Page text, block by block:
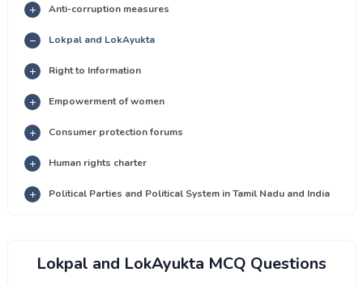
Anti-corruption measures
Lokpal and LokAyukta
Right to Information
Empowerment of women
Consumer protection forums
Human rights charter
Political Parties and Political System in Tamil Nadu and India
Lokpal and LokAyukta MCQ Questions